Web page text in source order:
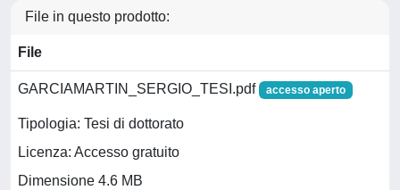
File in questo prodotto:
File
GARCIAMARTIN_SERGIO_TESI.pdf accesso aperto
Tipologia: Tesi di dottorato
Licenza: Accesso gratuito
Dimensione 4.6 MB